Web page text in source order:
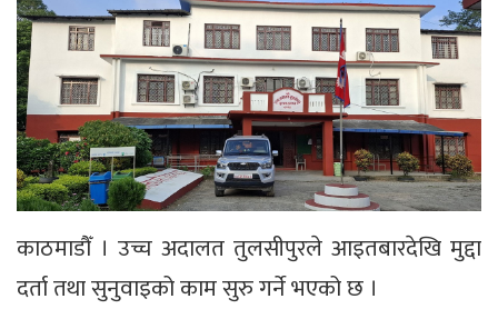
काठमाडौँ । उच्च अदालत तुलसीपुरले आइतबारदेखि मुद्दा
दर्ता तथा सुनुवाइको काम सुरु गर्ने भएको छ ।